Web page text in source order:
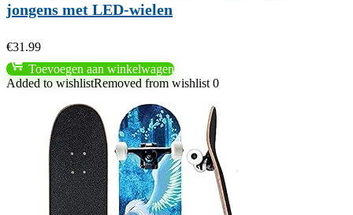
jongens met LED-wielen
€31.99
Toevoegen aan winkelwagen
Added to wishlistRemoved from wishlist 0